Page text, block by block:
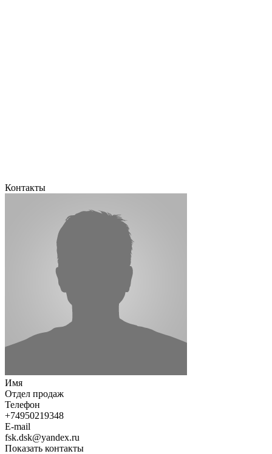
Контакты
Имя
Отдел продаж
Телефон
+74950219348
E-mail
fsk.dsk@yandex.ru
Показать контакты